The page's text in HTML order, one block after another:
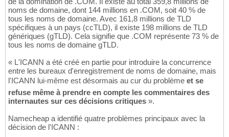
noms de domaine, dont 144 millions en .COM, soit 40 % de
tous les noms de domaine. Avec 161,8 millions de TLD
spécifiques à un pays (ccTLD), il existe 198 millions de TLD
génériques (gTLD). Cela signifie que .COM représente 73 % de
tous les noms de domaine gTLD.
« L'ICANN a été créé en partie pour introduire la concurrence
entre les bureaux d'enregistrement de noms de domaine, mais
l'ICANN lui-même est désormais au cur du problème et se
refuse même à prendre en compte les commentaires des
internautes sur ces décisions critiques ».
Namecheap a identifié quatre problèmes principaux avec la
décision de l'ICANN :